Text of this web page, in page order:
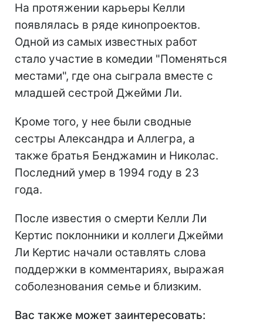
На протяжении карьеры Келли
появлялась в ряде кинопроектов.
Одной из самых известных работ
стало участие в комедии "Поменяться
местами", где она сыграла вместе с
младшей сестрой Джейми Ли.
Кроме того, у нее были сводные
сестры Александра и Аллегра, а
также братья Бенджамин и Николас.
Последний умер в 1994 году в 23
года.
После известия о смерти Келли Ли
Кертис поклонники и коллеги Джейми
Ли Кертис начали оставлять слова
поддержки в комментариях, выражая
соболезнования семье и близким.
Вас также может заинтересовать: